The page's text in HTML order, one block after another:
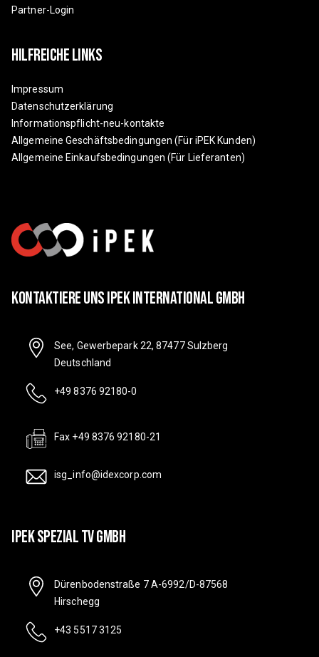
Partner-Login
Hilfreiche Links
Impressum
Datenschutzerklärung
Informationspflicht-neu-kontakte
Allgemeine Geschäftsbedingungen (Für iPEK Kunden)
Allgemeine Einkaufsbedingungen (Für Lieferanten)
Kontaktiere Uns IPEK International GmbH
See, Gewerbepark 22, 87477 Sulzberg
Deutschland
+49 8376 92180-0
Fax +49 8376 92180-21
isg_info@idexcorp.com
IPEK SPEZIAL TV GMBH
Dürenbodenstraße 7 A-6992/D-87568
Hirschegg
+43 5517 3125